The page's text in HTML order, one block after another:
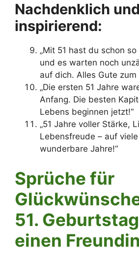
Nachdenklich und
inspirierend:
„Mit 51 hast du schon
und es warten noch
auf dich. Alles Gute zum
„Die ersten 51 Jahre
Anfang. Die besten
Lebens beginnen jetzt!“
„51 Jahre voller Stärke,
Lebensfreude – auf
wunderbare Jahre!“
Sprüche für
51.
einen Freundin